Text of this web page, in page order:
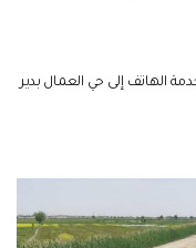
تعيد خدمة الهاتف إلى حي العمال بدير